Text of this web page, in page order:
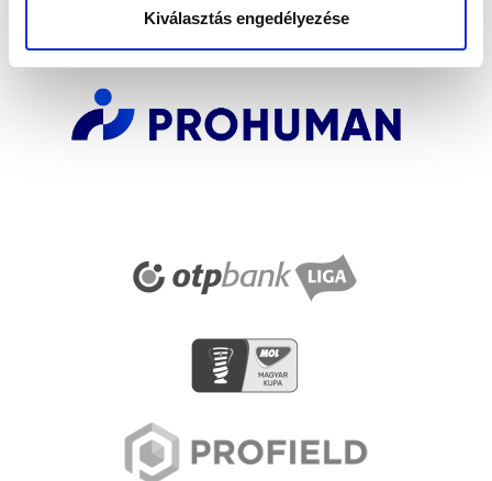
Kiválasztás engedélyezése